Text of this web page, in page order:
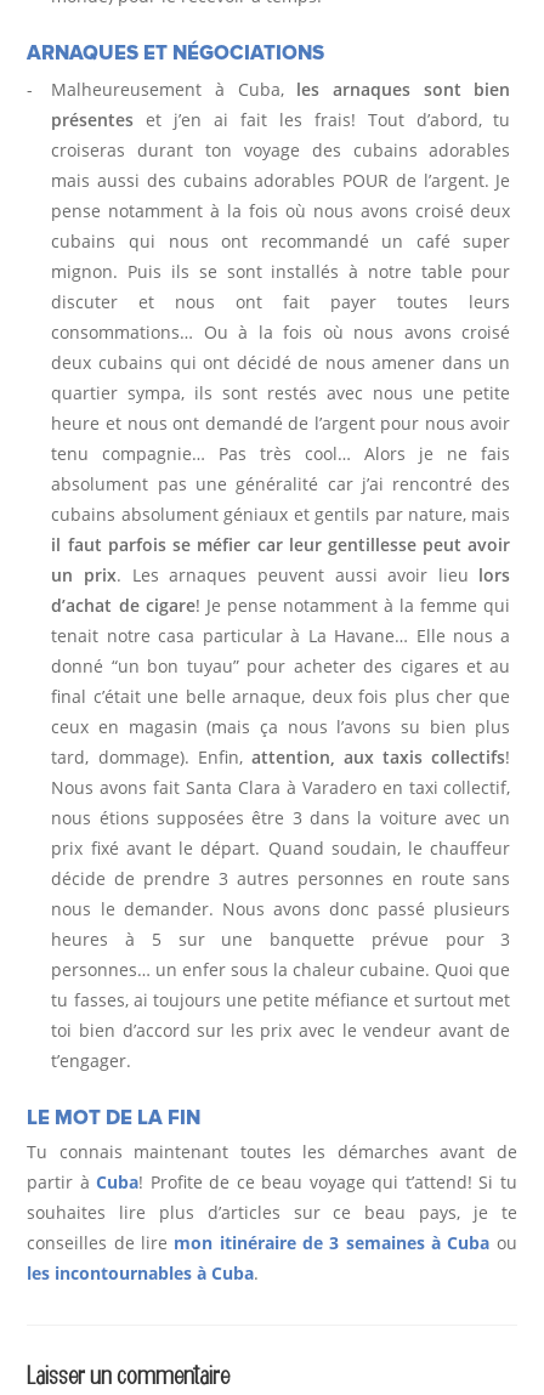
ARNAQUES ET NÉGOCIATIONS
Malheureusement à Cuba, les arnaques sont bien
présentes et j’en ai fait les frais! Tout d’abord, tu
croiseras durant ton voyage des cubains adorables
mais aussi des cubains adorables POUR de l’argent. Je
pense notamment à la fois où nous avons croisé deux
cubains qui nous ont recommandé un café super
mignon. Puis ils se sont installés à notre table pour
discuter et nous ont fait payer toutes leurs
consommations… Ou à la fois où nous avons croisé
deux cubains qui ont décidé de nous amener dans un
quartier sympa, ils sont restés avec nous une petite
heure et nous ont demandé de l’argent pour nous avoir
tenu compagnie… Pas très cool… Alors je ne fais
absolument pas une généralité car j’ai rencontré des
cubains absolument géniaux et gentils par nature, mais
il faut parfois se méfier car leur gentillesse peut avoir
un prix. Les arnaques peuvent aussi avoir lieu lors
d’achat de cigare! Je pense notamment à la femme qui
tenait notre casa particular à La Havane… Elle nous a
donné “un bon tuyau” pour acheter des cigares et au
final c’était une belle arnaque, deux fois plus cher que
ceux en magasin (mais ça nous l’avons su bien plus
tard, dommage). Enfin, attention, aux taxis collectifs!
Nous avons fait Santa Clara à Varadero en taxi collectif,
nous étions supposées être 3 dans la voiture avec un
prix fixé avant le départ. Quand soudain, le chauffeur
décide de prendre 3 autres personnes en route sans
nous le demander. Nous avons donc passé plusieurs
heures à 5 sur une banquette prévue pour 3
personnes… un enfer sous la chaleur cubaine. Quoi que
tu fasses, ai toujours une petite méfiance et surtout met
toi bien d’accord sur les prix avec le vendeur avant de
t’engager.
LE MOT DE LA FIN
Tu connais maintenant toutes les démarches avant de
partir àCuba! Profite de ce beau voyage qui t’attend! Si tu
souhaites lire plus d’articles sur ce beau pays, je te
conseilles de lire mon itinéraire de 3 semaines à Cuba ou
les incontournables à Cuba.
Laisser un commentaire